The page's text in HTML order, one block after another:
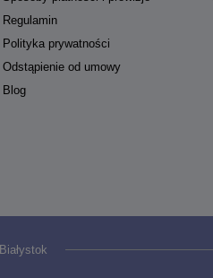
Regulamin
Polityka prywatności
Odstąpienie od umowy
Blog
Białystok